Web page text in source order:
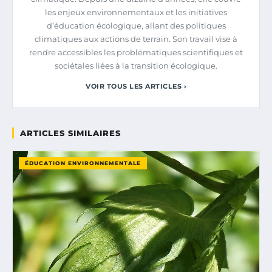
les enjeux environnementaux et les initiatives
d’éducation écologique, allant des politiques
climatiques aux actions de terrain. Son travail vise à
rendre accessibles les problématiques scientifiques et
sociétales liées à la transition écologique.
VOIR TOUS LES ARTICLES ›
ARTICLES SIMILAIRES
ÉDUCATION ENVIRONNEMENTALE